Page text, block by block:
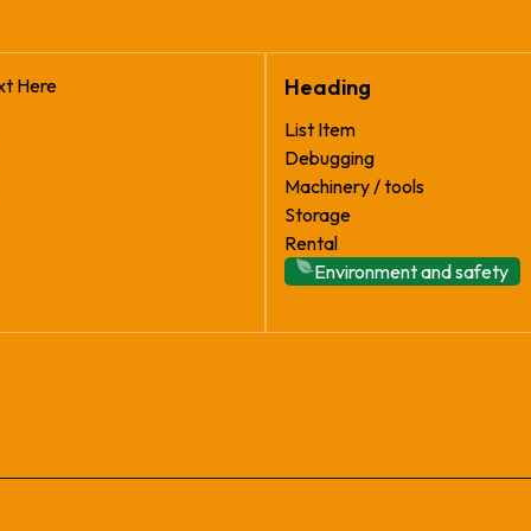
Here Heading
List Item
Debugging
Machinery / tools
Storage
Rental
Environment and safety